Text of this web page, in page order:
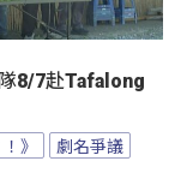
8/7赴Tafalong
》
劇名爭議